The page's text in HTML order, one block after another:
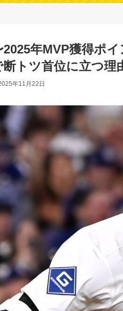
2025年MVP獲得ポ
トツ首位に立つ理
年11月22日